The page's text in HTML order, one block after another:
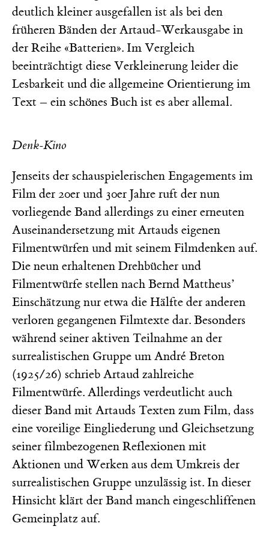
deutlich kleiner ausgefallen ist als bei den
früheren Bänden der Artaud-Werkausgabe in
der Reihe «Batterien». Im Vergleich
beeinträchtigt diese Verkleinerung leider die
Lesbarkeit und die allgemeine Orientierung im
Text – ein schönes Buch ist es aber allemal.
Denk-Kino
Jenseits der schauspielerischen Engagements im
Film der 20er und 30er Jahre ruft der nun
vorliegende Band allerdings zu einer erneuten
Auseinandersetzung mit Artauds eigenen
Filmentwürfen und mit seinem Filmdenken auf.
Die neun erhaltenen Drehbücher und
Filmentwürfe stellen nach Bernd Mattheus’
Einschätzung nur etwa die Hälfte der anderen
verloren gegangenen Filmtexte dar. Besonders
während seiner aktiven Teilnahme an der
surrealistischen Gruppe um André Breton
(1925/26) schrieb Artaud zahlreiche
Filmentwürfe. Allerdings verdeutlicht auch
dieser Band mit Artauds Texten zum Film, dass
eine voreilige Eingliederung und Gleichsetzung
seiner filmbezogenen Reflexionen mit
Aktionen und Werken aus dem Umkreis der
surrealistischen Gruppe unzulässig ist. In dieser
Hinsicht klärt der Band manch eingeschliffenen
Gemeinplatz auf.